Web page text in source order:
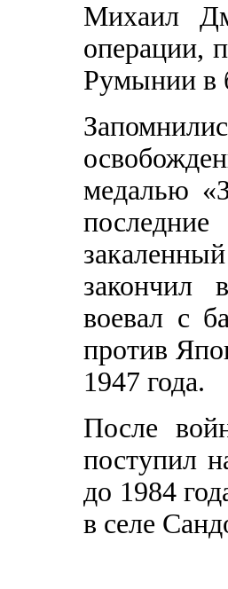
Михаил
операции,
Румынии в
медалью
закончил
воевал с
против
1947 года.
После
поступил
до 1984
в селе